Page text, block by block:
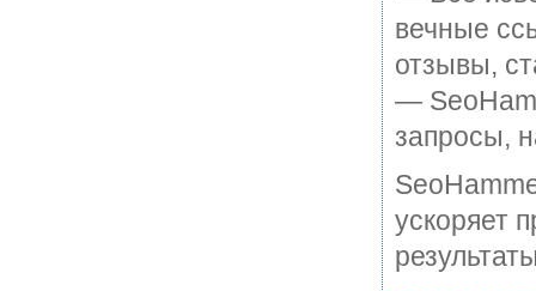
вечные
отзывы,
—
запросы,
ускоряет